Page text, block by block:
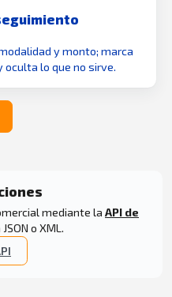
y monto; marca
lo que no sirve.
mediante la API de
o XML.